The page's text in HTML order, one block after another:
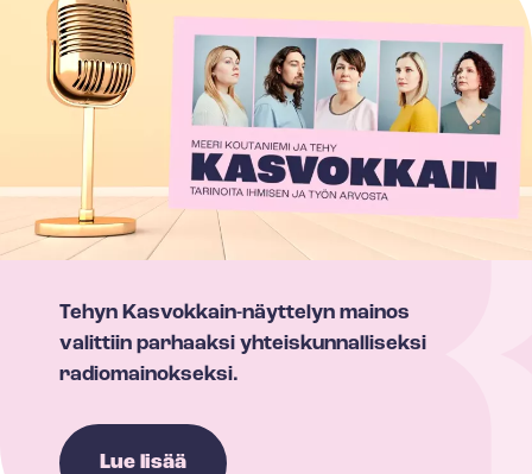
Tehyn Kasvokkain-​näyttelyn mainos
valittiin parhaaksi yh­teis­kun­nal­li­sek­si
radiomainokseksi.
Lue lisää